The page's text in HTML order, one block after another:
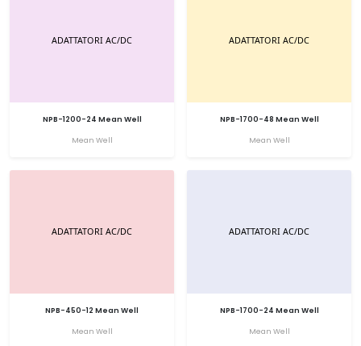
NPB-1200-24 Mean Well
Mean Well
NPB-1700-48 Mean Well
Mean Well
NPB-450-12 Mean Well
Mean Well
NPB-1700-24 Mean Well
Mean Well